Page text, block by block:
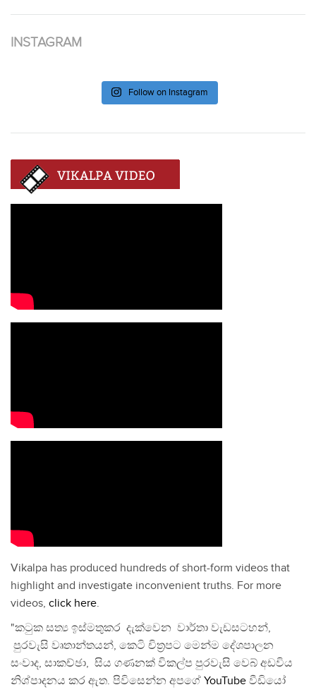
INSTAGRAM
Follow on Instagram
Vikalpa has produced hundreds of short-form videos that
highlight and investigate inconvenient truths. For more
videos, click here.
"කටුක සත්‍ය ඉස්මතුකර දැක්වෙන වාර්තා වැඩසටහන්,
පුරවැසි වෘතාන්තයන්, කෙටි චිත්‍රපට මෙන්ම දේශපාලන
සංවාද, සාකච්ඡා, සිය ගණනක් විකල්ප පුරවැසි වෙබ් අඩවිය
නිශ්පාදනය කර ඇත. පිවිසෙන්න අපගේ YouTube වීඩියෝ